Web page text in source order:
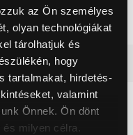
az Ön személyes
olyan technológiákat
tárolhatjuk és
hogy
tartalmakat, hirdetés-
valamint
Önnek. Ön dönt
milyen célra.